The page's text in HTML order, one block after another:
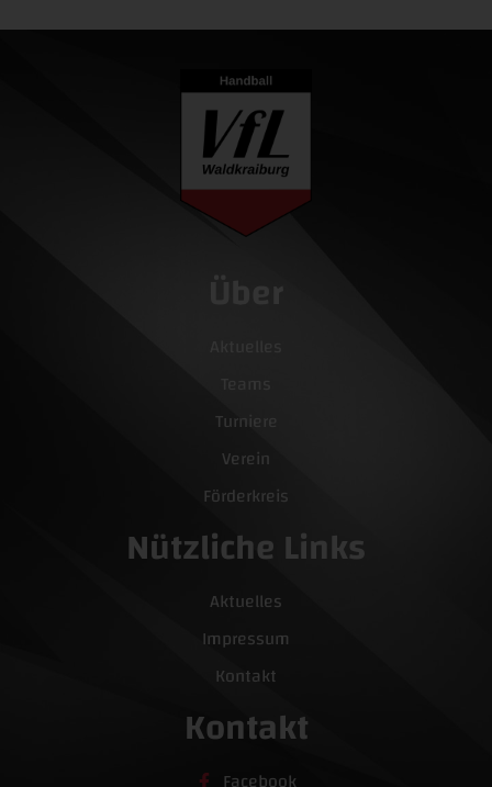
Über
Turniere
Verein
Förderkreis
Nützliche Links
Aktuelles
Impressum
Kontakt
Kontakt